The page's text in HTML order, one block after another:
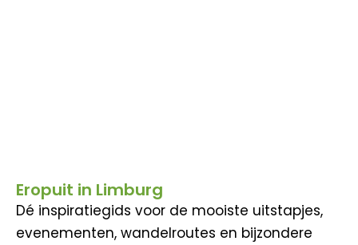
Eropuit in Limburg
Dé inspiratiegids voor de mooiste uitstapjes,
evenementen, wandelroutes en bijzondere